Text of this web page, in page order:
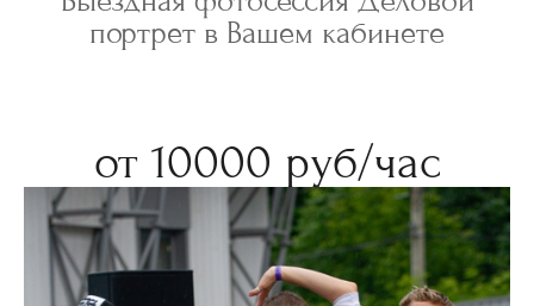
портрет в Вашем кабинете
от 10000 руб/час